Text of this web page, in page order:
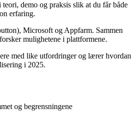
demo og praksis slik at du får både
erfaring.
Microsoft og Appfarm. Sammen
mulighetene i plattformene.
med like utfordringer og lærer hvordan
i 2025.
og begrensningene